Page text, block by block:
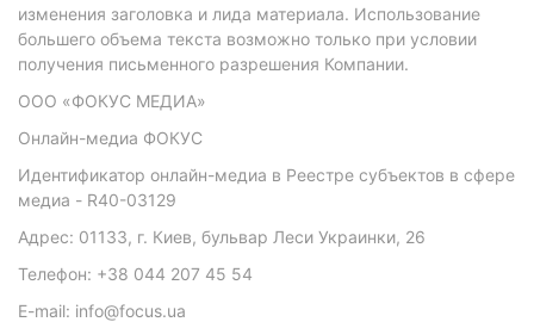
изменения заголовка и лида материала. Использование
большего объема текста возможно только при условии
получения письменного разрешения Компании.
ООО «ФОКУС МЕДИА»
Онлайн-медиа ФОКУС
Идентификатор онлайн-медиа в Реестре субъектов в сфере
медиа - R40-03129
Адрес: 01133, г. Киев, бульвар Леси Украинки, 26
Телефон: +38 044 207 45 54
E-mail: info@focus.ua